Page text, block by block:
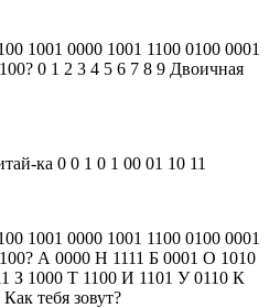
1001 0000 1001 1100 0100 0001
0 1 2 3 4 5 6 7 8 9 Двоичная
ка 0 0 1 0 1 00 01 10 11
1001 0000 1001 1100 0100 0001
А 0000 Н 1111 Б 0001 О 1010
З 1000 Т 1100 И 1101 У 0110 К
тебя зовут?